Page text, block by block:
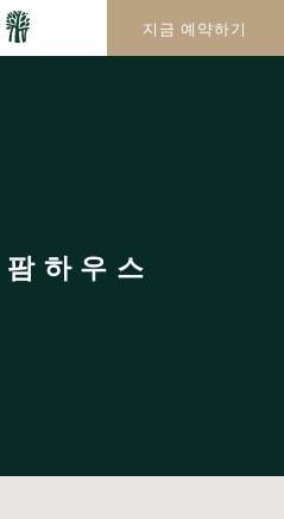
지금 예약하기
하우스